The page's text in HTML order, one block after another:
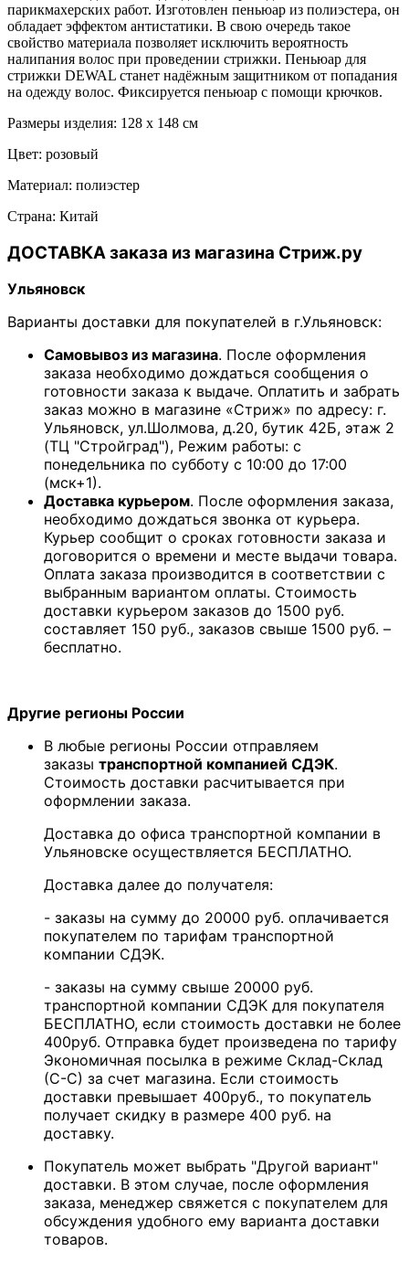
парикмахерских работ. Изготовлен пеньюар из полиэстера, он
обладает эффектом антистатики. В свою очередь такое
свойство материала позволяет исключить вероятность
налипания волос при проведении стрижки. Пеньюар для
стрижки DEWAL станет надёжным защитником от попадания
на одежду волос. Фиксируется пеньюар с помощи крючков.
Размеры изделия: 128 х 148 см
Цвет: розовый
Материал: полиэстер
Страна: Китай
ДОСТАВКА заказа из магазина Стриж.ру
Ульяновск
Варианты доставки для покупателей в г.Ульяновск:
Самовывоз из магазина. После оформления
заказа необходимо дождаться сообщения о
готовности заказа к выдаче. Оплатить и забрать
заказ можно в магазине «Стриж» по адресу: г.
Ульяновск, ул.Шолмова, д.20, бутик 42Б, этаж 2
(ТЦ "Стройград"), Режим работы: с
понедельника по субботу с 10:00 до 17:00
(мск+1).
Доставка курьером. После оформления заказа,
необходимо дождаться звонка от курьера.
Курьер сообщит о сроках готовности заказа и
договорится о времени и месте выдачи товара.
Оплата заказа производится в соответствии с
выбранным вариантом оплаты. Стоимость
доставки курьером заказов до 1500 руб.
составляет 150 руб., заказов свыше 1500 руб. –
бесплатно.
Другие регионы России
В любые регионы России отправляем
заказы транспортной компанией СДЭК.
Стоимость доставки расчитывается при
оформлении заказа.
Доставка до офиса транспортной компании в
Ульяновске осуществляется БЕСПЛАТНО.
Доставка далее до получателя:
- заказы на сумму до 20000 руб. оплачивается
покупателем по тарифам транспортной
компании СДЭК.
- заказы на сумму свыше 20000 руб.
транспортной компании СДЭК для покупателя
БЕСПЛАТНО, если стоимость доставки не более
400руб. Отправка будет произведена по тарифу
Экономичная посылка в режиме Склад-Склад
(С-С) за счет магазина. Если стоимость
доставки превышает 400руб., то покупатель
получает скидку в размере 400 руб. на
доставку.
Покупатель может выбрать "Другой вариант"
доставки. В этом случае, после оформления
заказа, менеджер свяжется с покупателем для
обсуждения удобного ему варианта доставки
товаров.